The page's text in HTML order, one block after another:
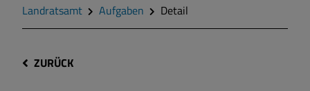
Landratsamt
Aufgaben Detail
ZURÜCK